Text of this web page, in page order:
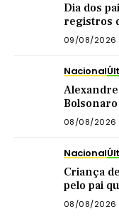
Dia dos
registros
nome do
09/08/2026
Nacional
dia dos pais
08/08/2026
Nacional
Criança
pelo pai
pensão
08/08/2026